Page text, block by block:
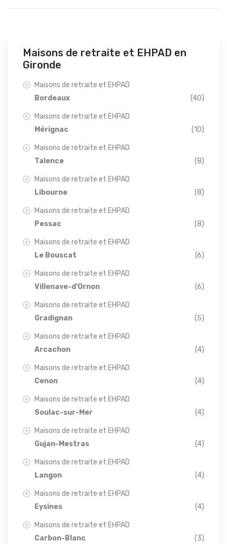
Maisons de retraite et EHPAD en
Gironde
Maisons de retraite et EHPAD
Bordeaux
(40)
Maisons de retraite et EHPAD
Mérignac
(10)
Maisons de retraite et EHPAD
Talence
(8)
Maisons de retraite et EHPAD
Libourne
(8)
Maisons de retraite et EHPAD
Pessac
(8)
Maisons de retraite et EHPAD
Le Bouscat
(6)
Maisons de retraite et EHPAD
Villenave-d'Ornon
(6)
Maisons de retraite et EHPAD
Gradignan
(5)
Maisons de retraite et EHPAD
Arcachon
(4)
Maisons de retraite et EHPAD
Cenon
(4)
Maisons de retraite et EHPAD
Soulac-sur-Mer
(4)
Maisons de retraite et EHPAD
Gujan-Mestras
(4)
Maisons de retraite et EHPAD
Langon
(4)
Maisons de retraite et EHPAD
Eysines
(4)
Maisons de retraite et EHPAD
Carbon-Blanc
(3)